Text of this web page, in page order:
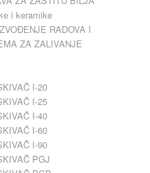
i keramike
RADOVA I
ZA ZALIVANJE
I-20
I-25
I-40
I-60
I-90
PGJ